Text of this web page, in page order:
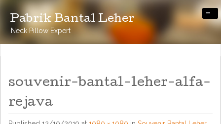
Pabrik Bantal Leher
Neck Pillow Expert
-
souvenir-bantal-leher-alfa-
rejava